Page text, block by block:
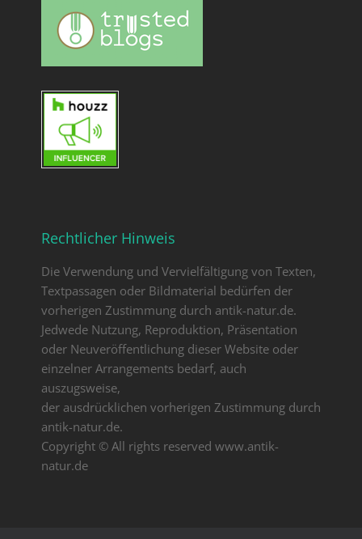
Rechtlicher Hinweis
Die Verwendung und Vervielfältigung von Texten,
Textpassagen oder Bildmaterial bedürfen der
vorherigen Zustimmung durch antik-natur.de.
Jedwede Nutzung, Reproduktion, Präsentation
oder Neuveröffentlichung dieser Website oder
einzelner Arrangements bedarf, auch
auszugsweise,
der ausdrücklichen vorherigen Zustimmung durch
antik-natur.de.
Copyright © All rights reserved www.antik-
natur.de